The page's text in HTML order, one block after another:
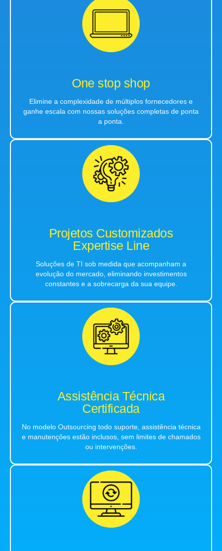
One stop shop
Elimine a complexidade de múltiplos fornecedores e
ganhe escala com nossas soluções completas de ponta
a ponta.
Projetos Customizados
Expertise Line
Soluções de TI sob medida que acompanham a
evolução do mercado, eliminando investimentos
constantes e a sobrecarga da sua equipe.
Assistência Técnica
Certificada
No modelo Outsourcing todo suporte, assistência técnica
e manutenções estão inclusos, sem limites de chamados
ou intervenções.